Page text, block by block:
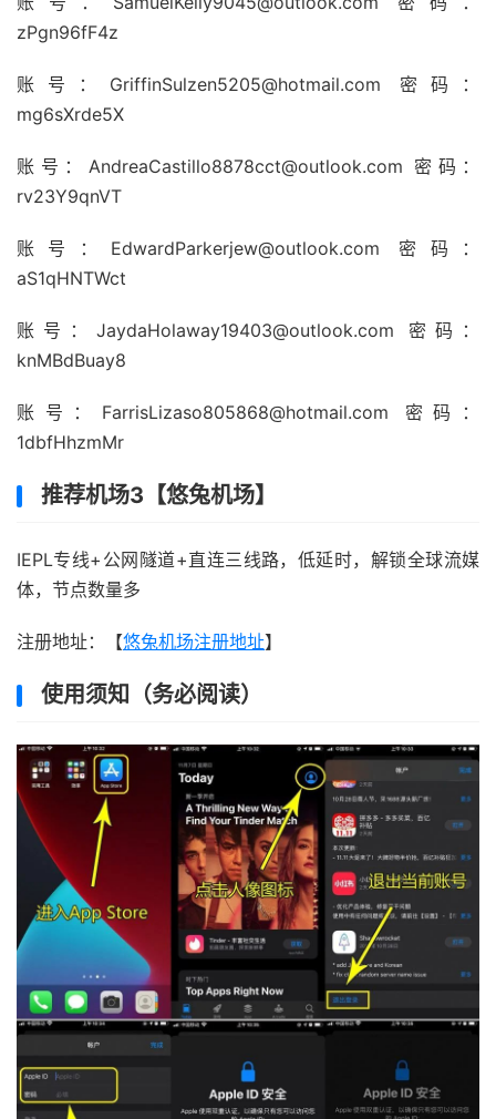
zPgn96fF4z
账号：GriffinSulzen5205@hotmail.com 密码：
mg6sXrde5X
账号：AndreaCastillo8878cct@outlook.com 密码：
rv23Y9qnVT
账号：EdwardParkerjew@outlook.com 密码：
aS1qHNTWct
账号：JaydaHolaway19403@outlook.com 密码：
knMBdBuay8
账号：FarrisLizaso805868@hotmail.com 密码：
1dbfHhzmMr
推荐机场3【悠兔机场】
IEPL专线+公网隧道+直连三线路，低延时，解锁全球流媒
体，节点数量多
注册地址：【悠兔机场注册地址】
使用须知（务必阅读）